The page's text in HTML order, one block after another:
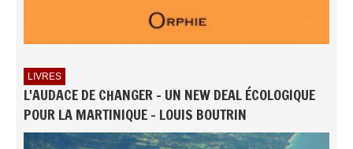
LIVRES
L'AUDACE DE CHANGER - UN NEW DEAL ÉCOLOGIQUE
POUR LA MARTINIQUE - LOUIS BOUTRIN